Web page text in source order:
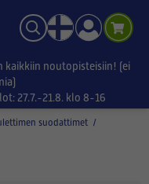
kaikkiin noutopisteisiin! (ei
27.7.-21.8. klo 8-16
suodattimet /